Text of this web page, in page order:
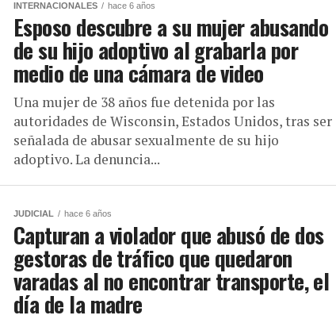
INTERNACIONALES hace 6 años
Esposo descubre a su mujer abusando
de su hijo adoptivo al grabarla por
medio de una cámara de video
Una mujer de 38 años fue detenida por las
autoridades de Wisconsin, Estados Unidos, tras ser
señalada de abusar sexualmente de su hijo
adoptivo. La denuncia...
JUDICIAL hace 6 años
Capturan a violador que abusó de dos
gestoras de tráfico que quedaron
varadas al no encontrar transporte, el
día de la madre